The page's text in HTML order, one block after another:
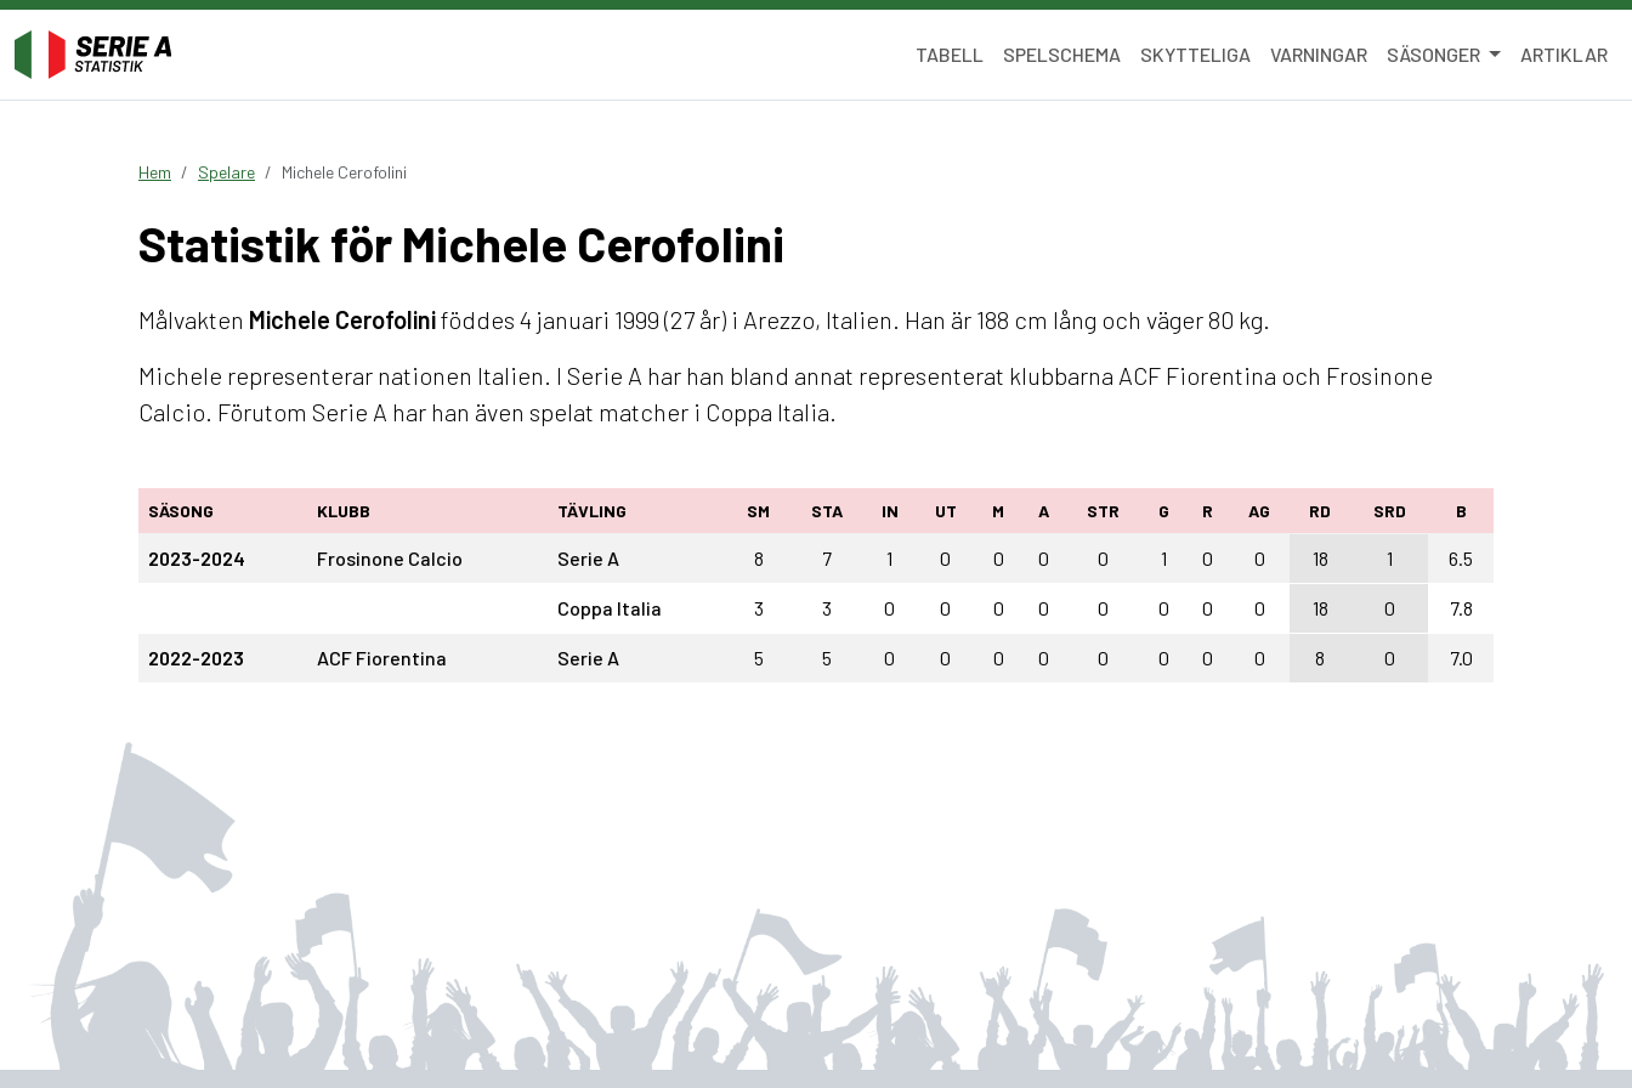
TABELL SPELSCHEMA SKYTTELIGA VARNINGAR SÄSONGER ARTIKLAR
Hem Spelare Michele Cerofolini
Statistik för Michele Cerofolini
Målvakten Michele Cerofoliniföddes 4 januari 1999 (27 år) i Arezzo, Italien. Han är 188 cm lång och väger 80 kg.
Michele representerar nationen Italien. I Serie A har han bland annat representerat klubbarna ACF Fiorentina och Frosinone
Calcio. Förutom Serie A har han även spelat matcher i Coppa Italia.
SÄSONG KLUBB TÄVLING SM STA IN UT M A STR G R AG RD SRD B
2023-2024 Frosinone Calcio Serie A 8 7 1 0 0 0 0 1 0 0 18 1 6.5
Coppa Italia 3 3 0 0 0 0 0 0 0 0 18 0 7.8
2022-2023 ACF Fiorentina Serie A 5 5 0 0 0 0 0 0 0 0 8 0 7.0